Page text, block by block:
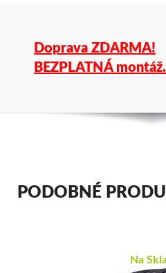
Doprava ZDARMA!
BEZPLATNÁ
PODOBNÉ
Na